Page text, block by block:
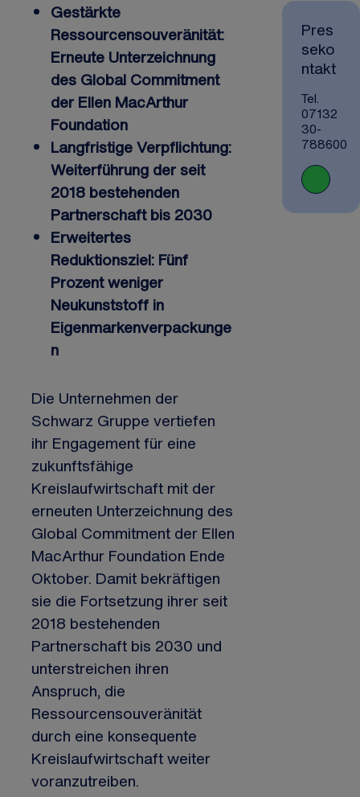
Gestärkte
Ressourcensouveränität:
Erneute Unterzeichnung
des Global Commitment
der Ellen MacArthur
Foundation
Langfristige Verpflichtung:
Weiterführung der seit
2018 bestehenden
Partnerschaft bis 2030
Erweitertes
Reduktionsziel: Fünf
Prozent weniger
Neukunststoff in
Eigenmarkenverpackunge
n
Die Unternehmen der
Schwarz Gruppe vertiefen
ihr Engagement für eine
zukunftsfähige
Kreislaufwirtschaft mit der
erneuten Unterzeichnung des
Global Commitment der Ellen
MacArthur Foundation Ende
Oktober. Damit bekräftigen
sie die Fortsetzung ihrer seit
2018 bestehenden
Partnerschaft bis 2030 und
unterstreichen ihren
Anspruch, die
Ressourcensouveränität
durch eine konsequente
Kreislaufwirtschaft weiter
voranzutreiben.
Pres
seko
ntakt
Tel.
07132
30-
788600